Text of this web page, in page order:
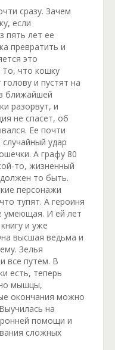
сразу. Зачем
если
пять лет ее
превратить и
это
То, что кошку
и пустят на
ближайшей
разорвут, и
не спасет, об
Ее почти
удар
А графу 80
то, жизненный
то быть.
персонажи
тупят. А героиня
умеющая. И ей лет
и уже
высшая ведьма и
Зелья
все путем. В
есть, теперь
мышцы,
окончания можно
на
помощи и
сложных